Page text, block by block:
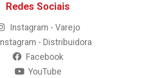
Redes Sociais
Instagram - Varejo
Instagram - Distribuidora
Facebook
YouTube